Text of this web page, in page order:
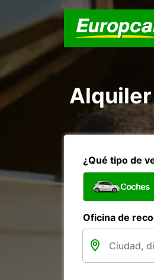
¿Qué tipo de
Coches
Oficina de